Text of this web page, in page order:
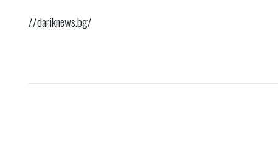
//dariknews.bg/